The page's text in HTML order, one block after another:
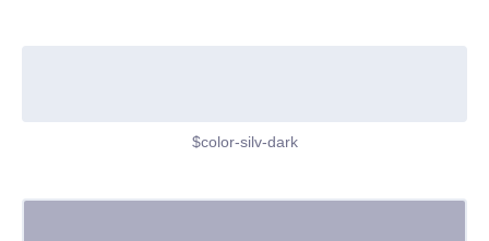
$color-silv-dark